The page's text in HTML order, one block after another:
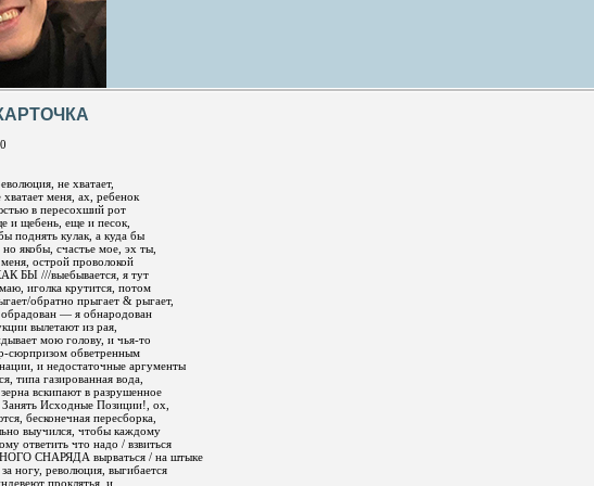
не хватает,
меня, ах, ребенок
в пересохший рот
и щебень, еще и песок,
поднять кулак, а куда бы
якобы, счастье мое, эх ты,
острой проволокой
БЫ ///выебывается, я тут
иголка крутится, потом
обратно прыгает & рыгает,
обрадован — я обнародован
вылетают из рая,
мою голову, и чья-то
сюрпризом обветренным
и недостаточные аргументы
типа газированная вода,
вскипают в разрушенное
Исходные Позиции!, ох,
бесконечная пересборка,
выучился, чтобы каждому
ответить что надо / взвиться
СНАРЯДА вырваться / на штыке
ногу, революция, выгибается
проклятья, и